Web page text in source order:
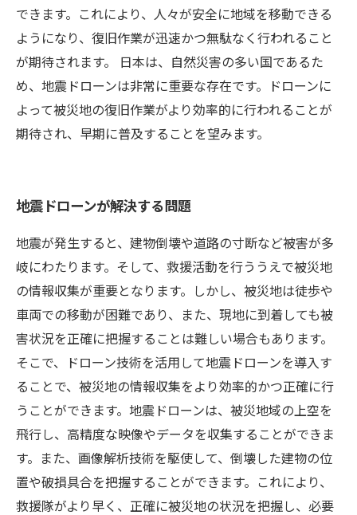
できます。これにより、人々が安全に地域を移動できる
ようになり、復旧作業が迅速かつ無駄なく行われること
が期待されます。 日本は、自然災害の多い国であるた
め、地震ドローンは非常に重要な存在です。ドローンに
よって被災地の復旧作業がより効率的に行われることが
期待され、早期に普及することを望みます。
地震ドローンが解決する問題
地震が発生すると、建物倒壊や道路の寸断など被害が多
岐にわたります。そして、救援活動を行ううえで被災地
の情報収集が重要となります。しかし、被災地は徒歩や
車両での移動が困難であり、また、現地に到着しても被
害状況を正確に把握することは難しい場合もあります。
そこで、ドローン技術を活用して地震ドローンを導入す
ることで、被災地の情報収集をより効率的かつ正確に行
うことができます。地震ドローンは、被災地域の上空を
飛行し、高精度な映像やデータを収集することができま
す。また、画像解析技術を駆使して、倒壊した建物の位
置や破損具合を把握することができます。これにより、
救援隊がより早く、正確に被災地の状況を把握し、必要